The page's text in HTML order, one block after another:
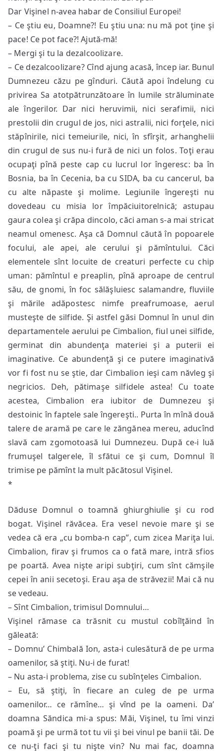
Dar Vişinel n-avea habar de Consiliul Europei!
– Ce ştiu eu, Doamne?! Eu ştiu una: nu mă pot ţine şi
pace! Ce pot face?! Ajută-mă!
– Mergi şi tu la dezalcoolizare.
– Ce dezalcoolizare? Cînd ajung acasă, încep iar. Bunul
Dumnezeu căzu pe gînduri. Căută apoi îndelung cu
privirea Sa atotpătrunzătoare în lumile străluminate
ale îngerilor. Dar nici heruvimii, nici serafimii, nici
prestolii din crugul de jos, nici astralii, nici forţele, nici
stăpînirile, nici temeiurile, nici, în sfîrşit, arhanghelii
din crugul de sus nu-i fură de nici un folos. Toţi erau
ocupaţi pînă peste cap cu lucrul lor îngeresc: ba în
Bosnia, ba în Cecenia, ba cu SIDA, ba cu cancerul, ba
cu alte năpaste şi molime. Legiunile îngereşti nu
dovedeau cu misia lor împăciuitorelnică; astupau
gaura colea şi crăpa dincolo, căci aman s-a mai stricat
neamul omenesc. Aşa că Domnul căută în popoarele
focului, ale apei, ale cerului şi pămîntului. Căci
elementele sînt locuite de creaturi perfecte cu chip
uman: pămîntul e preaplin, pînă aproape de centrul
său, de gnomi, în foc sălăşluiesc salamandre, fluviile
şi mările adăpostesc nimfe preafrumoase, aerul
musteşte de silfide. Şi astfel găsi Domnul în unul din
departamentele aerului pe Cimbalion, fiul unei silfide,
germinat din abundenţa materiei şi a puterii ei
imaginative. Ce abundenţă şi ce putere imaginativă
vor fi fost nu se ştie, dar Cimbalion ieşi cam năvleg şi
negricios. Deh, pătimaşe silfidele astea! Cu toate
acestea, Cimbalion era iubitor de Dumnezeu şi
destoinic în faptele sale îngereşti.. Purta în mînă două
talere de aramă pe care le zăngănea mereu, aducînd
slavă cam zgomotoasă lui Dumnezeu. După ce-i luă
frumuşel talgerele, îl sfătui ce şi cum, Domnul îl
trimise pe pămînt la mult păcătosul Vişinel.
*
Dăduse Domnul o toamnă ghiurghiulie şi cu rod
bogat. Vişinel răvăcea. Era vesel nevoie mare şi se
vedea că era „cu bomba-n cap”, cum zicea Mariţa lui.
Cimbalion, firav şi frumos ca o fată mare, intră sfios
pe poartă. Avea nişte aripi subţiri, cum sînt cămşile
cepei în anii secetoşi. Erau aşa de străvezii! Mai că nu
se vedeau.
– Sînt Cimbalion, trimisul Domnului…
Vişinel rămase ca trăsnit cu mustul cobîlţăind în
găleată:
– Domnu’ Chimbală Ion, asta-i culesătură de pe urma
oamenilor, să ştiţi. Nu-i de furat!
– Nu asta-i problema, zise cu subînţeles Cimbalion.
– Eu, să ştiţi, în fiecare an culeg de pe urma
oamenilor… ce rămîne… şi vînd pe la oameni. Da’
doamna Săndica mi-a spus: Măi, Vişinel, tu îmi vinzi
poamă şi pe urmă tot tu vii şi bei vinul pe banii tăi. De
ce nu-ţi faci şi tu nişte vin? Nu mai fac, doamna